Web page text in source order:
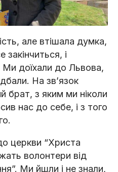
але втішала думка,
закінчиться, і
доїхали до Львова,
На звʼязок
брат, з яким ми ніколи
нас до себе, і з того
церкви “Христа
волонтери від
Ми йшли і не знали,